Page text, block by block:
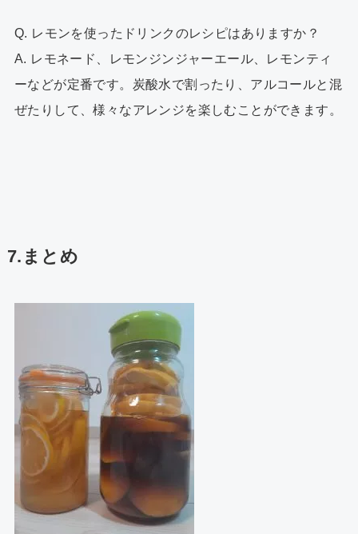
Q. レモンを使ったドリンクのレシピはありますか？
A. レモネード、レモンジンジャーエール、レモンティ
ーなどが定番です。炭酸水で割ったり、アルコールと混
ぜたりして、様々なアレンジを楽しむことができます。
7.まとめ